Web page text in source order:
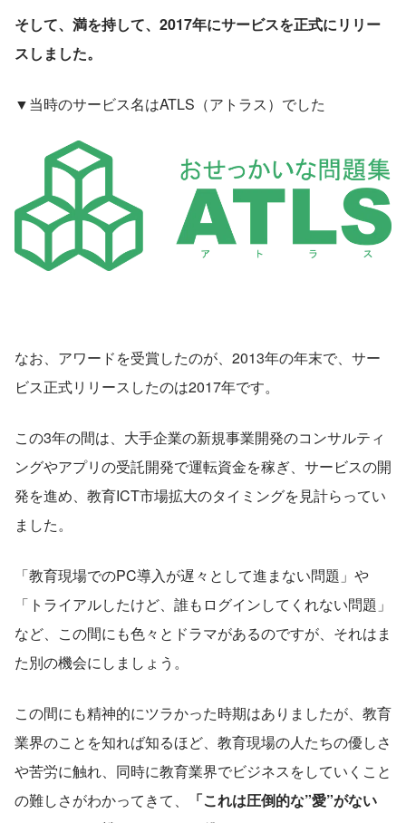
そして、満を持して、2017年にサービスを正式にリリー
スしました。
▼当時のサービス名はATLS（アトラス）でした
なお、アワードを受賞したのが、2013年の年末で、サー
ビス正式リリースしたのは2017年です。
この3年の間は、大手企業の新規事業開発のコンサルティ
ングやアプリの受託開発で運転資金を稼ぎ、サービスの開
発を進め、教育ICT市場拡大のタイミングを見計らってい
ました。
「教育現場でのPC導入が遅々として進まない問題」や
「トライアルしたけど、誰もログインしてくれない問題」
など、この間にも色々とドラマがあるのですが、それはま
た別の機会にしましょう。
この間にも精神的にツラかった時期はありましたが、教育
業界のことを知れば知るほど、教育現場の人たちの優しさ
や苦労に触れ、同時に教育業界でビジネスをしていくこと
の難しさがわかってきて、
「これは圧倒的な”愛”がない